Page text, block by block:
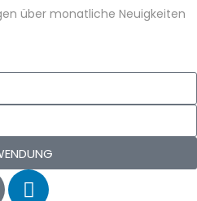
über monatliche Neuigkeiten